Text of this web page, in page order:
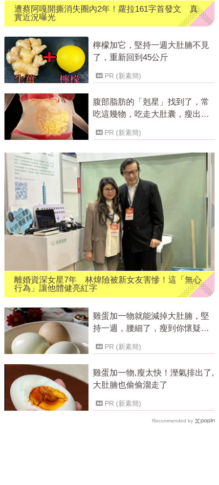
遭蔡阿嘎開撕消失圈內2年！蘿拉161字首發文 真
實近況曝光
檸檬加它，堅持一週大肚腩不見
了，重新回到45公斤
PR (新素簡)
腹部脂肪的「剋星」找到了，常
吃這幾物，吃走大肚囊，瘦出小
PR (新素簡)
離婚資深女星7年 林煒險被新女友害慘！這「無心
行為」讓他體健亮紅字
雞蛋加一物就能減掉大肚腩，堅
持一週，腰細了，瘦到你懷疑人
PR (新素簡)
雞蛋加一物,瘦太快！溼氣排出了,
大肚腩也偷偷溜走了
PR (新素簡)
Recommended by